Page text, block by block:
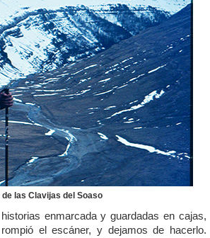
las Clavijas del Soaso
enmarcada y guardadas en cajas,
el escáner, y dejamos de hacerlo.